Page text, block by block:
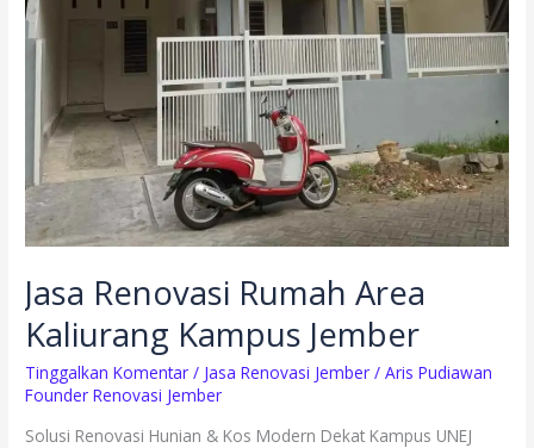
Jasa Renovasi Rumah Area
Kaliurang Kampus Jember
Tinggalkan Komentar / Jasa Renovasi Jember /Aris Pudiawan
Founder Renovasi Jember
Solusi Renovasi Hunian & Kos Modern Dekat Kampus UNEJ